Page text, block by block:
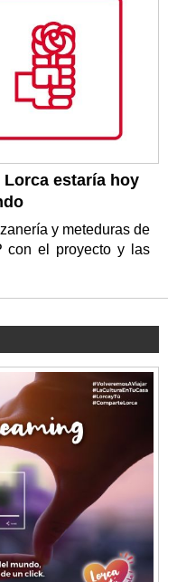
estaría hoy
y meteduras de
con el proyecto y las